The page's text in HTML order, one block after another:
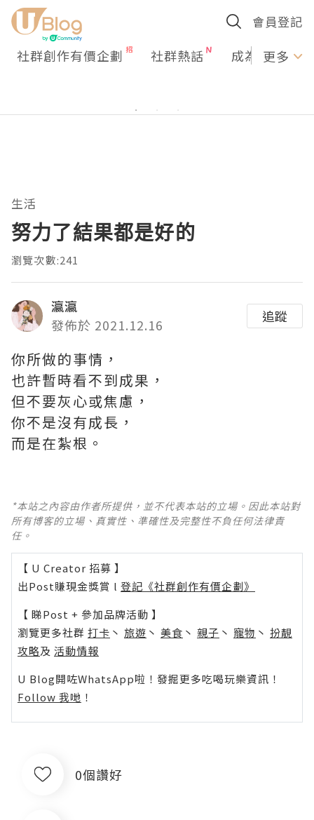
會員登記
社群創作有價企劃 社群熱話 成為U更多
生活
努力了結果都是好的
瀏覽次數:241
瀛瀛
發佈於 2021.12.16
追蹤
你所做的事情，
也許暫時看不到成果，
但不要灰心或焦慮，
你不是沒有成長，
而是在紮根。
*本站之內容由作者所提供，並不代表本站的立場。因此本站對
所有博客的立場、真實性、準確性及完整性不負任何法律責
任。
【 U Creator 招募 】
出Post賺現金獎賞 l 登記《社群創作有價企劃》
【 睇Post + 參加品牌活動 】
瀏覽更多社群 打卡 丶 旅遊 丶 美食 丶 親子 丶 寵物 丶 扮靚
攻略及 活動情報
U Blog開咗WhatsApp啦！發掘更多吃喝玩樂資訊！
Follow 我哋 ！
0個讚好